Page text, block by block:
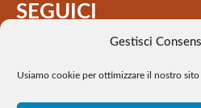
Gestisci
Usiamo cookie per ottimizzare il nostro sito
SEGUICI